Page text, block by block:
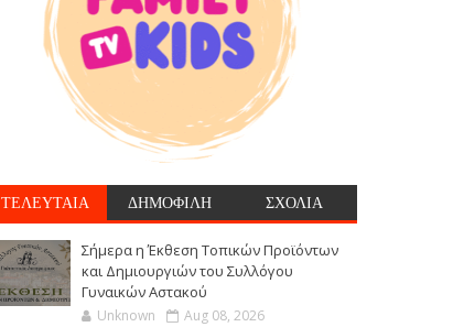
ΤΕΛΕΥΤΑΙΑ ΔΗΜΟΦΙΛΗ ΣΧΟΛΙΑ
Σήμερα η Έκθεση Τοπικών Προϊόντων
και Δημιουργιών του Συλλόγου
Γυναικών Αστακού
Unknown Aug 08, 2026